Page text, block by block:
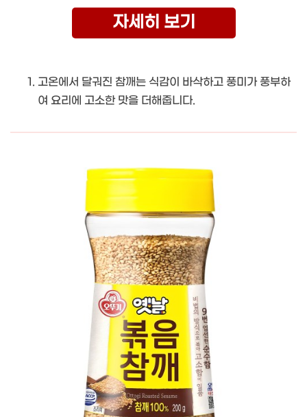
자세히 보기
고온에서 달궈진 참깨는 식감이 바삭하고 풍미가 풍부하
여 요리에 고소한 맛을 더해줍니다.